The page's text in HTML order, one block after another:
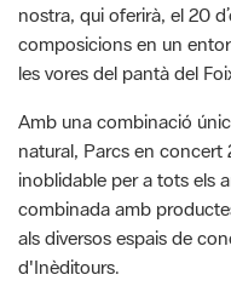
Amb una combinació
natural, Parcs en concert
inoblidable per a tots els
combinada amb
als diversos espais de
d'Inèditours.
compartir
G
m
F
a
P C
o
Font de la informació: